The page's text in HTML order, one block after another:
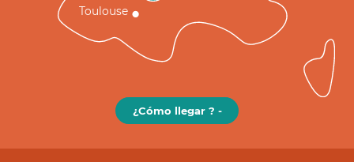
Toulouse
¿Cómo llegar ? -